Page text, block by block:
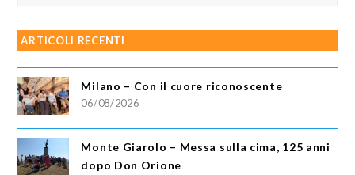
ARTICOLI RECENTI
Milano – Con il cuore riconoscente
06/08/2026
Monte Giarolo – Messa sulla cima, 125 anni
dopo Don Orione